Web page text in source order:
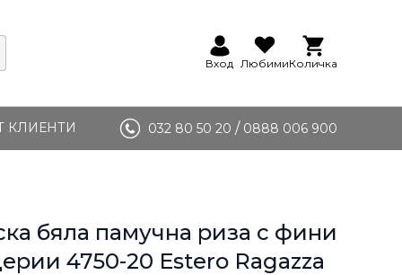
Вход ЛюбимиКоличка
КЛИЕНТИ 032 80 50 20 / 0888 006 900
бяла памучна риза с фини
4750-20 Estero Ragazza